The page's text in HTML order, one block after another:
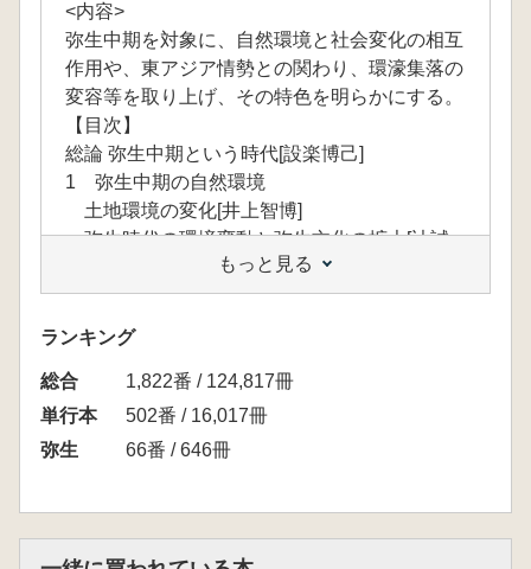
<内容>
弥生中期を対象に、自然環境と社会変化の相互
作用や、東アジア情勢との関わり、環濠集落の
変容等を取り上げ、その特色を明らかにする。
【目次】
総論 弥生中期という時代[設楽博己]
1 弥生中期の自然環境
土地環境の変化[井上智博]
弥生時代の環境変動と弥生文化の拡大[辻誠
炭素14年の記録から見た自然環境 弥生中期
[今村峯雄・設楽博己]
2 膨張する集落
巨大環濠集落の成長とそれを支えたシステム
[大久保徹也]
比較考古学からみた弥生巨大環濠集落の性格
もっと見る
ランキング
総合
1,822番 / 124,817冊
単行本
502番 / 16,017冊
弥生
66番 / 646冊